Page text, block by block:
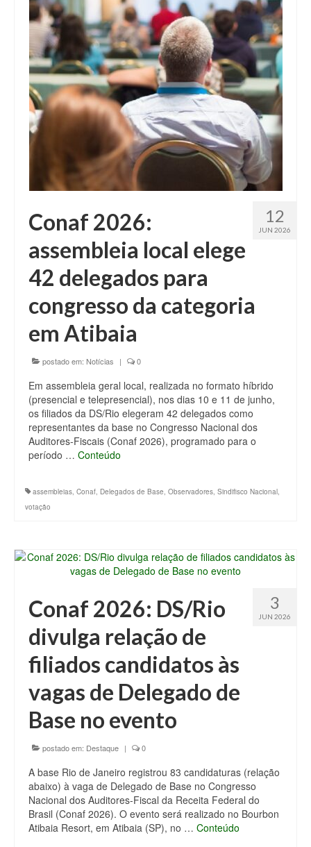
Fale conosco
12
JUN 2026
Conaf 2026:
assembleia local elege
42 delegados para
congresso da categoria
em Atibaia
postado em: Notícias | 0
Em assembleia geral local, realizada no formato híbrido
(presencial e telepresencial), nos dias 10 e 11 de junho,
os filiados da DS/Rio elegeram 42 delegados como
representantes da base no Congresso Nacional dos
Auditores-Fiscais (Conaf 2026), programado para o
período … Conteúdo
assembleias Conaf Delegados de Base Observadores Sindifisco Nacional
votação
3
JUN 2026
Conaf 2026: DS/Rio
divulga relação de
filiados candidatos às
vagas de Delegado de
Base no evento
postado em: Destaque | 0
A base Rio de Janeiro registrou 83 candidaturas (relação
abaixo) à vaga de Delegado de Base no Congresso
Nacional dos Auditores-Fiscal da Receita Federal do
Brasil (Conaf 2026). O evento será realizado no Bourbon
Atibaia Resort, em Atibaia (SP), no … Conteúdo